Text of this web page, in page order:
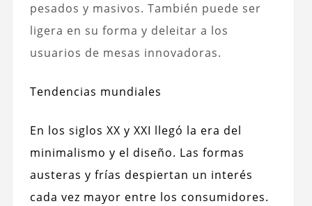
pesados y masivos. También puede ser
ligera en su forma y deleitar a los
usuarios de mesas innovadoras.
Tendencias mundiales
En los siglos XX y XXI llegó la era del
minimalismo y el diseño. Las formas
austeras y frías despiertan un interés
cada vez mayor entre los consumidores.